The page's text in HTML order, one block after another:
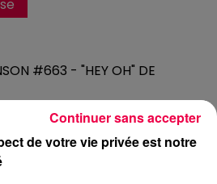
#663 - "HEY OH" DE
de votre vie privée est notre
Continuer sans accepter